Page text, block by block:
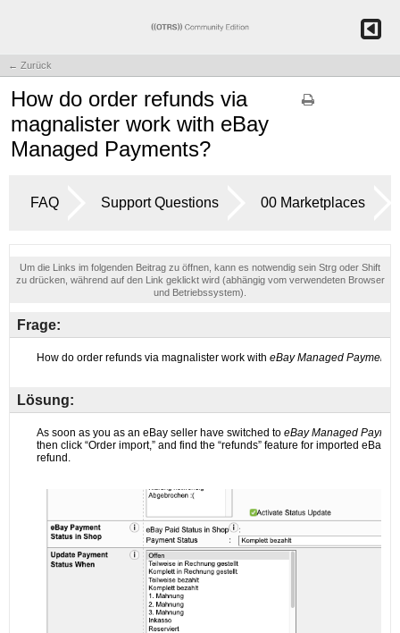
← Zurück
How do order refunds via
magnalister work with eBay
Managed Payments?
FAQ Support Questions 00 Marketplaces
Um die Links im folgenden Beitrag zu öffnen, kann es notwendig sein Strg oder Shift
zu drücken, während auf den Link geklickt wird (abhängig vom verwendeten Browser
und Betriebssystem).
Frage:
Lösung: